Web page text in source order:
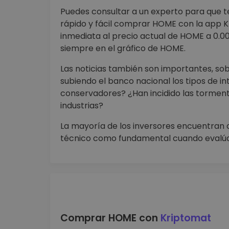
Puedes consultar a un experto para que
rápido y fácil comprar HOME con la app
inmediata al precio actual de HOME a
siempre en el gráfico de HOME.
Las noticias también son importantes,
subiendo el banco nacional los tipos de
conservadores? ¿Han incidido las
industrias?
La mayoría de los inversores
técnico como fundamental cuando
Comprar HOME con Kriptomat